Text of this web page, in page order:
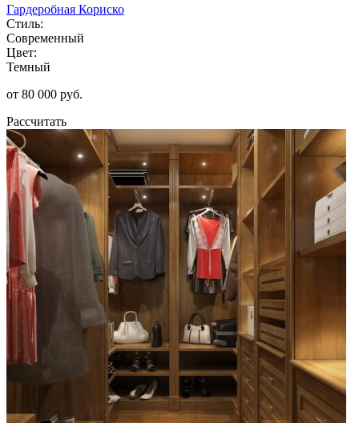
Гардеробная Кориско
Стиль:
Современный
Цвет:
Темный
от 80 000 руб.
Рассчитать